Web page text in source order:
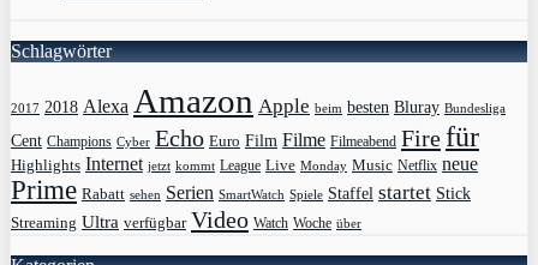
Schlagwörter
2017 2018 Alexa Amazon Apple beim besten Bluray Bundesliga
Cent Champions Cyber Echo Euro Film Filme Filmeabend Firefür
Highlights Internet jetzt kommt League Live Monday Music Netflix neue
Prime Rabatt sehen Serien SmartWatch Spiele Staffel startet Stick
Streaming Ultra verfügbar Video Watch Woche über